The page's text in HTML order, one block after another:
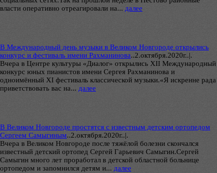
власти оперативно отреагировали на... далее
В Международный день музыки в Великом Новгороде открылись
конкурс и фестиваль имени Рахманинова..2.октября.2020г..|.
Вчера в Центре культуры «Диалог» открылись XII Международный
конкурс юных пианистов имени Сергея Рахманинова и
одноимённый XI фестиваль классической музыки.«Я искренне рада
приветствовать вас на... далее
В Великом Новгороде простятся с известным детским ортопедом
Сергеем Самыгиным..2.октября.2020г..|.
Вчера в Великом Новгороде после тяжёлой болезни скончался
известный детский ортопед Сергей Гарьевич Самыгин.Сергей
Самыгин много лет проработал в детской областной больнице
ортопедом и запомнился детям и... далее